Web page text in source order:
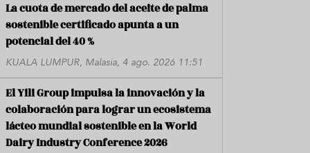
La cuota de mercado del aceite de palma
sostenible certificado apunta a un
potencial del 40 %
KUALA LUMPUR, Malasia, 4 ago. 2026 11:51
El Yili Group impulsa la innovación y la
colaboración para lograr un ecosistema
lácteo mundial sostenible en la World
Dairy Industry Conference 2026